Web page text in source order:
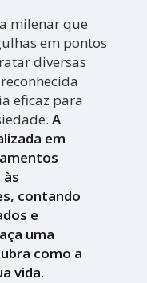
milenar que
em pontos
diversas
eficaz para
A
em
contando
e
uma
como a
vida.